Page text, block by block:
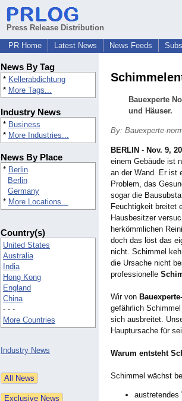
Press Release Distribution
PR Home
Latest News News Feeds
News By Tag
* Kellerabdichtung
* More Tags...
Industry News
* Business
* More Industries...
News By Place
* Berlin
Berlin
Germany
* More Locations...
Country(s)
United States
Australia
India
Hong Kong
England
China
- - -
More Countries
Industry News
Bauexperte
und Häuser.
By: Bauexperte-
BERLIN - Nov. 9,
einem Gebäude ist
an der Wand. Er ist
Problem, das
sogar die
Feuchtigkeit breitet
Hausbesitzer
herkömmlichen
doch das löst das
nicht. Schimmel
die Ursache nicht
professionelle
Wir von
gefährlich
sich ausbreitet.
Hauptursache für
Warum entsteht
Schimmel wächst
austretendes